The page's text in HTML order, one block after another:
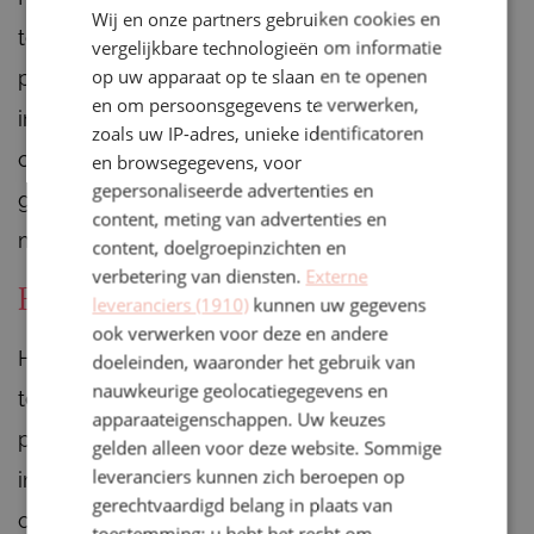
technologisch systeem volledig veilig is, wij
passende beveiligingsmaatregelen moeten
implementeren om de risico’s van
ongeautoriseerde toegang tot of ongepast
gebruik van uw persoonlijke informatie te
minimaliseren.
Beveiliging
Houd er rekening mee dat, hoewel geen enkel
technologisch systeem volledig veilig is, wij
passende beveiligingsmaatregelen moeten
implementeren om de risico’s van
ongeautoriseerde toegang tot of ongepast
ENGLISH
Wij en onze partners gebruiken cookies en
vergelijkbare technologieën om informatie
op uw apparaat op te slaan en te openen
en om persoonsgegevens te verwerken,
zoals uw IP-adres, unieke identificatoren
en browsegegevens, voor
gepersonaliseerde advertenties en
content, meting van advertenties en
content, doelgroepinzichten en
verbetering van diensten. Externe
leveranciers (1910)kunnen uw gegevens
ook verwerken voor deze en andere
doeleinden, waaronder het gebruik van
nauwkeurige geolocatiegegevens en
apparaateigenschappen. Uw keuzes
gelden alleen voor deze website. Sommige
leveranciers kunnen zich beroepen op
gerechtvaardigd belang in plaats van